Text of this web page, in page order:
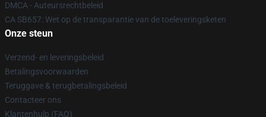
DMCA - Auteursrechtbeleid
CA SB657: Wet op de transparantie van de toeleveringsketen
Onze steun
Verzend- en leveringsbeleid
Betalingsvoorwaarden
Teruggave & terugbetalingsbeleid
Contacteer ons
Klantenhulp (FAQ)